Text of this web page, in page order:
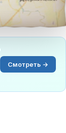
Смотреть →